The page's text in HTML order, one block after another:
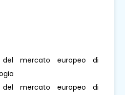
mercato europeo di
mercato europeo di